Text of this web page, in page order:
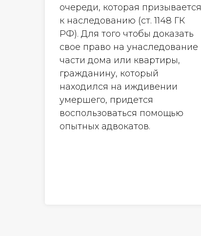
очереди, которая призывается
к наследованию (ст. 1148 ГК
РФ). Для того чтобы доказать
свое право на унаследование
части дома или квартиры,
гражданину, который
находился на иждивении
умершего, придется
воспользоваться помощью
опытных адвокатов.